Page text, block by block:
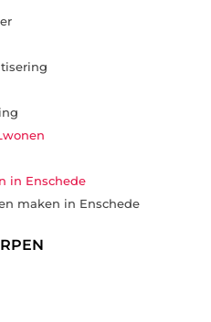
in Enschede
maken in Enschede